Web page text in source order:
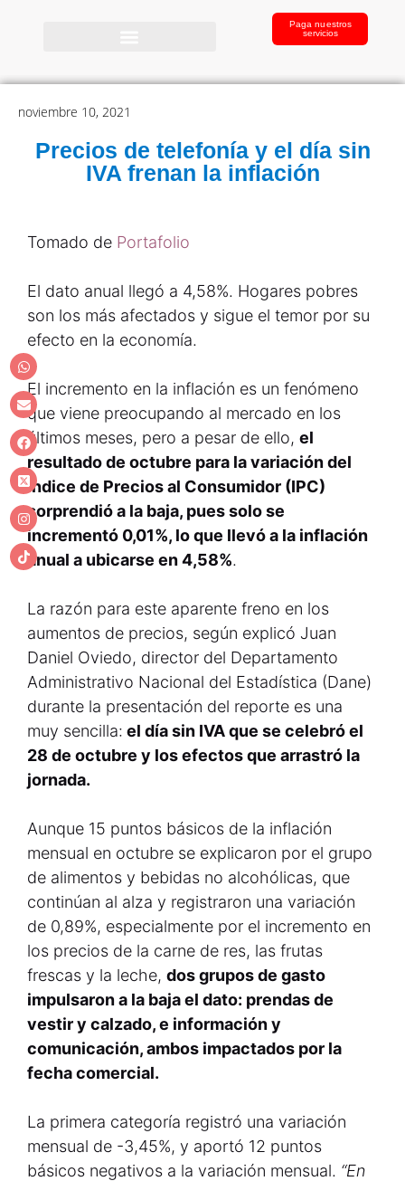
Paga nuestros
servicios
noviembre 10, 2021
Precios de telefonía y el día sin
IVA frenan la inflación
Tomado de Portafolio
El dato anual llegó a 4,58%. Hogares pobres
son los más afectados y sigue el temor por su
efecto en la economía.
El incremento en la inflación es un fenómeno
que viene preocupando al mercado en los
últimos meses, pero a pesar de ello, el
resultado de octubre para la variación del
Índice de Precios al Consumidor (IPC)
sorprendió a la baja, pues solo se
incrementó 0,01%, lo que llevó a la inflación
anual a ubicarse en 4,58%.
La razón para este aparente freno en los
aumentos de precios, según explicó Juan
Daniel Oviedo, director del Departamento
Administrativo Nacional del Estadística (Dane)
durante la presentación del reporte es una
muy sencilla: el día sin IVA que se celebró el
28 de octubre y los efectos que arrastró la
jornada.
Aunque 15 puntos básicos de la inflación
mensual en octubre se explicaron por el grupo
de alimentos y bebidas no alcohólicas, que
continúan al alza y registraron una variación
de 0,89%, especialmente por el incremento en
los precios de la carne de res, las frutas
frescas y la leche, dos grupos de gasto
impulsaron a la baja el dato: prendas de
vestir y calzado, e información y
comunicación, ambos impactados por la
fecha comercial.
La primera categoría registró una variación
mensual de -3,45%, y aportó 12 puntos
básicos negativos a la variación mensual. “En